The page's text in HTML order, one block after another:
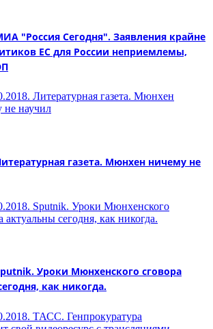
"Россия Сегодня". Заявления крайне
ЕС для России неприемлемы,
газета. Мюнхен ничему не
Уроки Мюнхенского сговора
как никогда.